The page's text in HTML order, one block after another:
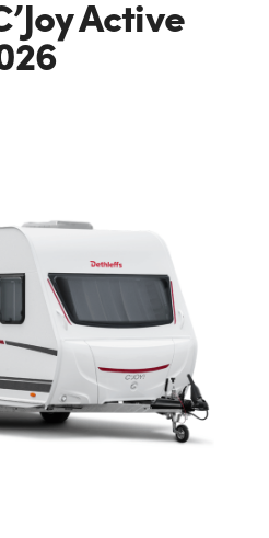
Active